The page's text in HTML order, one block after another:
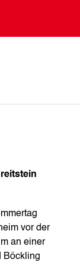
vor der
an einer
Böckling